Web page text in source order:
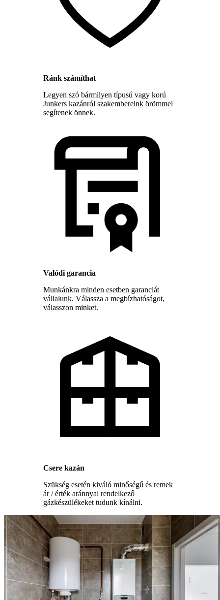
Ránk számíthat
Legyen szó bármilyen típusú vagy korú
Junkers kazánról szakembereink örömmel
segítenek önnek.
Valódi garancia
Munkánkra minden esetben garanciát
vállalunk. Válassza a megbízhatóságot,
válasszon minket.
Csere kazán
Szükség esetén kiváló minőségű és remek
ár / érték aránnyal rendelkező
gázkészülékeket tudunk kínálni.